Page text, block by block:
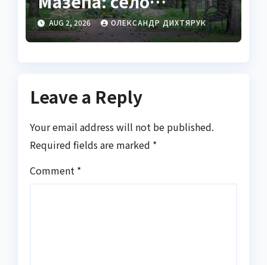
Мазепинці та корені
легендарного
гетьмана
AUG 2, 2026 ОЛЕКСАНДР ДИХТЯРУК
Leave a Reply
Your email address will not be published.
Required fields are marked *
Comment *